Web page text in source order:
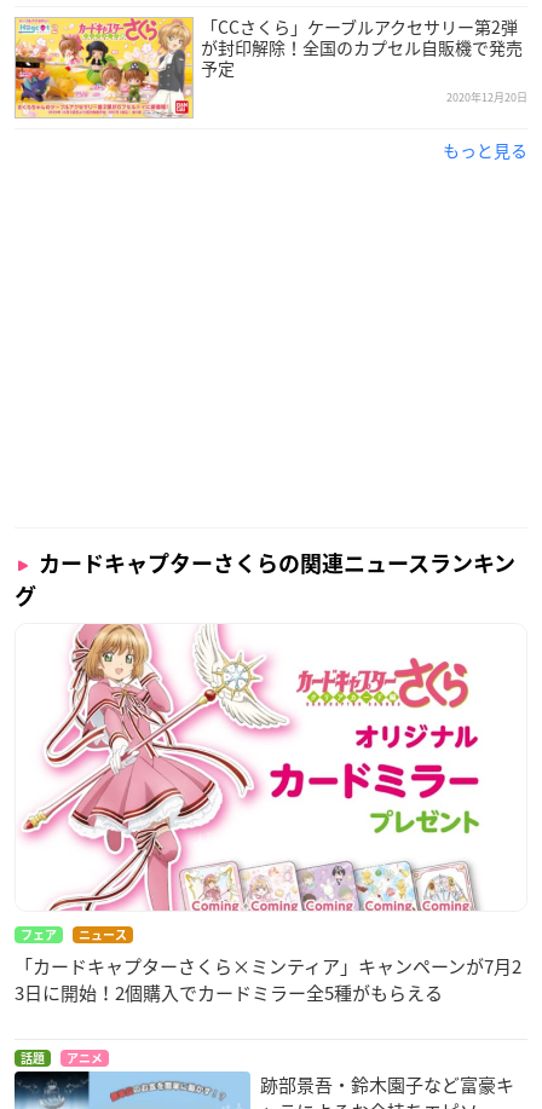
※店舗の事情によりお取扱いが中止になる場合や発売時期が異
なる場合がございます。なくなり次第終了となります。
※画像と実際の商品とは異なる場合がございます。
※掲載されている内容は予告なく変更する場合がございます。
「CCさくら」ケーブルアクセサリー第2弾
が封印解除！全国のカプセル自販機で発売
予定
2020年12月20日
もっと見る
カードキャプターさくらの関連ニュースランキン
グ
フェア ニュース
「カードキャプターさくら×ミンティア」キャンペーンが7月2
3日に開始！2個購入でカードミラー全5種がもらえる
話題 アニメ
跡部景吾・鈴木園子など富豪キ